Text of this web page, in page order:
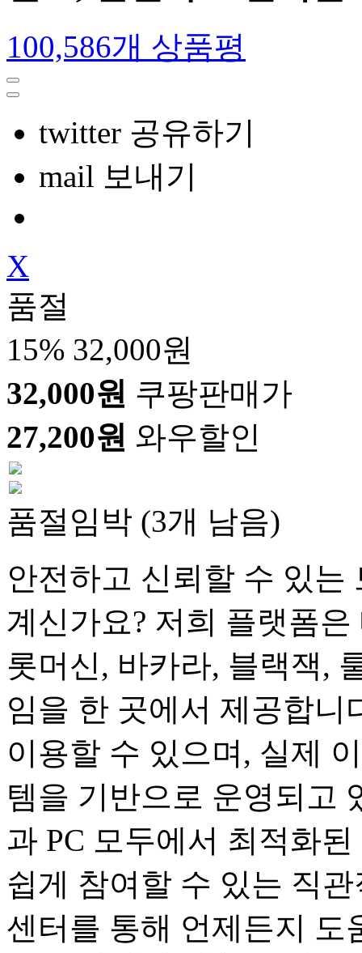
100,586개 상품평
twitter 공유하기
mail 보내기
X
품절
15% 32,000원
32,000원 쿠팡판매가
27,200원 와우할인
품절임박 (3개 남음)
안전하고 신뢰할 수 있는
계신가요? 저희 플랫폼
롯머신, 바카라, 블랙잭,
임을 한 곳에서 제공합니
이용할 수 있으며, 실제
템을 기반으로 운영되고
과 PC 모두에서 최적화
쉽게 참여할 수 있는 직
센터를 통해 언제든지 도